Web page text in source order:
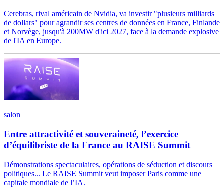
Cerebras, rival américain de Nvidia, va investir "plusieurs milliards
de dollars" pour agrandir ses centres de données en France, Finlande
et Norvège, jusqu'à 200MW d'ici 2027, face à la demande explosive
de l'IA en Europe.
salon
Entre attractivité et souveraineté, l’exercice
d’équilibriste de la France au RAISE Summit
Démonstrations spectaculaires, opérations de séduction et discours
politiques... Le RAISE Summit veut imposer Paris comme une
capitale mondiale de l’IA.